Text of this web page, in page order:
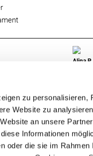
zu personalisieren,
Website zu
an unsere
Informationen
oder die sie im
Alina P